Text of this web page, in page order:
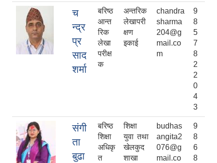
च
न्द्र
प्र
साद
शर्मा
बरिष्ठ
आन्त
रिक
लेखा
परीक्ष
क
अन्तरिक
लेखापरी
क्षण
इकाई
chandra
sharma
204@g
mail.co
m
9
8
5
7
8
2
2
0
4
3
संगी
ता
बुढा
बरिष्ठ
शिक्षा
अधिकृ
त
शिक्षा
युवा तथा
खेलकुद
शाखा
budhas
angita2
076@g
mail.co
9
8
6
8